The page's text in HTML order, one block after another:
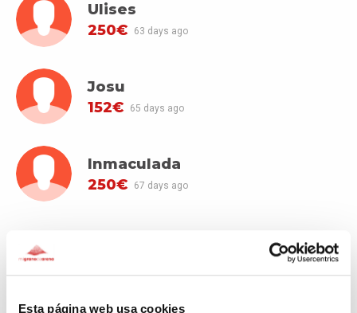
Esta página web usa cookies
Ulises
250€
63 days ago
Josu
152€
65 days ago
Inmaculada
250€
67 days ago